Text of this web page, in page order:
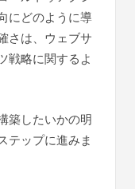
にどのように導
さは、ウェブサ
戦略に関するよ
築したいかの明
テップに進みま